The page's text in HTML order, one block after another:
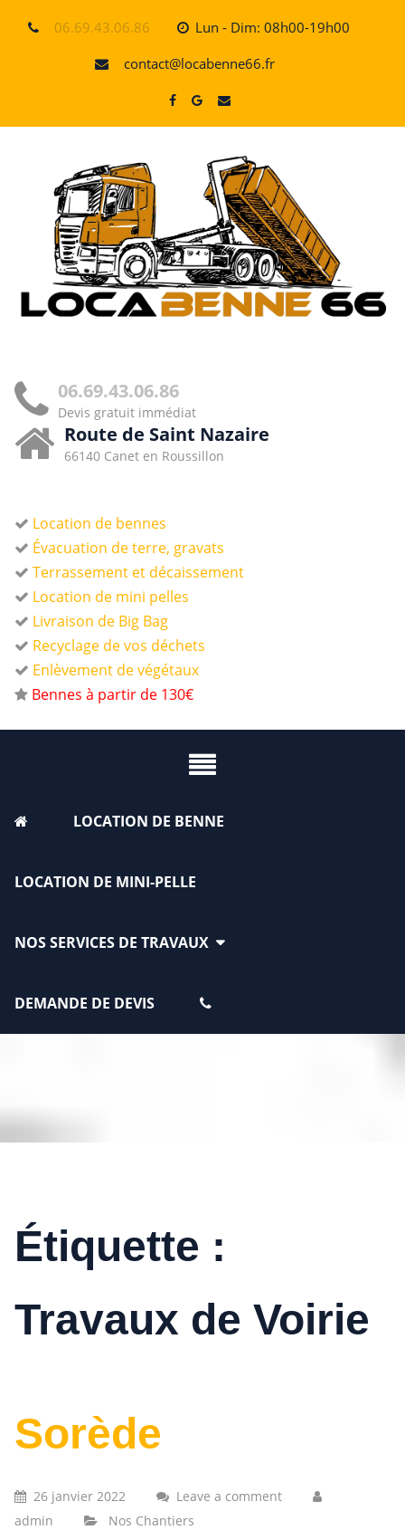
06.69.43.06.86
Lun - Dim: 08h00-19h00
contact@locabenne66.fr
06.69.43.06.86
Devis gratuit immédiat
Route de Saint Nazaire
66140 Canet en Roussillon
Location de bennes
Évacuation de terre, gravats
Terrassement et décaissement
Location de mini pelles
Livraison de Big Bag
Recyclage de vos déchets
Enlèvement de végétaux
Bennes à partir de 130€
LOCATION DE BENNE
LOCATION DE MINI-PELLE
NOS SERVICES DE TRAVAUX
DEMANDE DE DEVIS
Étiquette :
Travaux de Voirie
Sorède
26 janvier 2022
Leave a comment
admin
Nos Chantiers